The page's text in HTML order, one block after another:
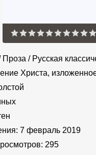
Проза / Русская
Христа,
7 февраль 2019
295